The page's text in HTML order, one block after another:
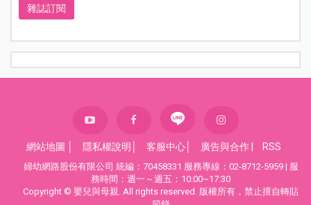
雜誌訂閱
網站地圖 隱私權說明 客服中心 廣告與合作 RSS
婦幼網路股份有限公司 統編：70458331 服務專線：02-8712-5959 | 服
務時間：週一～週五：10:00~17:30
Copyright © 嬰兒與母親. All rights reserved. 版權所有，禁止擅自轉貼